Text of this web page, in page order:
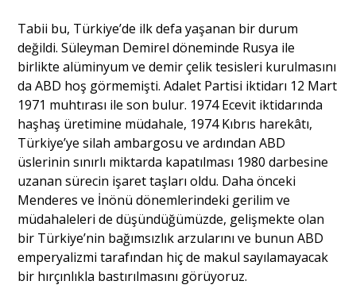
Tabii bu, Türkiye’de ilk defa yaşanan bir durum
değildi. Süleyman Demirel döneminde Rusya ile
birlikte alüminyum ve demir çelik tesisleri kurulmasını
da ABD hoş görmemişti. Adalet Partisi iktidarı 12 Mart
1971 muhtırası ile son bulur. 1974 Ecevit iktidarında
haşhaş üretimine müdahale, 1974 Kıbrıs harekâtı,
Türkiye’ye silah ambargosu ve ardından ABD
üslerinin sınırlı miktarda kapatılması 1980 darbesine
uzanan sürecin işaret taşları oldu. Daha önceki
Menderes ve İnönü dönemlerindeki gerilim ve
müdahaleleri de düşündüğümüzde, gelişmekte olan
bir Türkiye’nin bağımsızlık arzularını ve bunun ABD
emperyalizmi tarafından hiç de makul sayılamayacak
bir hırçınlıkla bastırılmasını görüyoruz.